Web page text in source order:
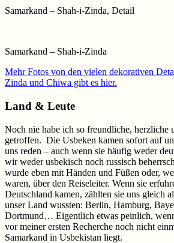
Samarkand – Shah-i-Zinda, Detail
Samarkand – Shah-i-Zinda
Mehr Fotos von den vielen dekorativen
Zinda und Chiwa gibt es hier.
Land & Leute
Noch nie habe ich so freundliche, herzliche
getroffen. Die Usbeken kamen sofort auf
uns reden – auch wenn sie häufig weder
wir weder usbekisch noch russisch
wurde eben mit Händen und Füßen oder,
waren, über den Reiseleiter. Wenn sie
Deutschland kamen, zählten sie uns gleich
unser Land wussten: Berlin, Hamburg,
Dortmund… Eigentlich etwas peinlich,
vor meiner ersten Recherche noch nicht
Samarkand in Usbekistan liegt.